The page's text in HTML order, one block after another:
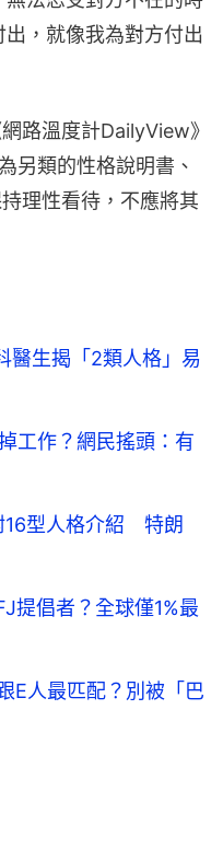
，就像我為對方付出
路溫度計DailyView》
另類的性格說明書、
理性看待，不應將其
醫生揭「2類人格」易
工作？網民搖頭：有
16型人格介紹 特朗
提倡者？全球僅1%最
E人最匹配？別被「巴